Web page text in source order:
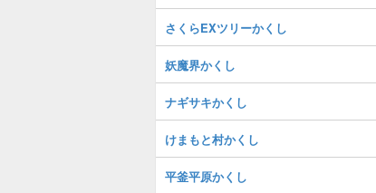
さくらEXツリーかくし
妖魔界かくし
ナギサキかくし
けまもと村かくし
平釜平原かくし